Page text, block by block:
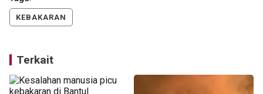
KEBAKARAN
Terkait